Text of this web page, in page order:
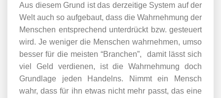
Aus diesem Grund ist das derzeitige System auf der
Welt auch so aufgebaut, dass die Wahrnehmung der
Menschen entsprechend unterdrückt bzw. gesteuert
wird. Je weniger die Menschen wahrnehmen, umso
besser für die meisten “Branchen”, damit lässt sich
viel Geld verdienen, ist die Wahrnehmung doch
Grundlage jeden Handelns. Nimmt ein Mensch
wahr, dass für ihn etwas nicht mehr passt, das eine